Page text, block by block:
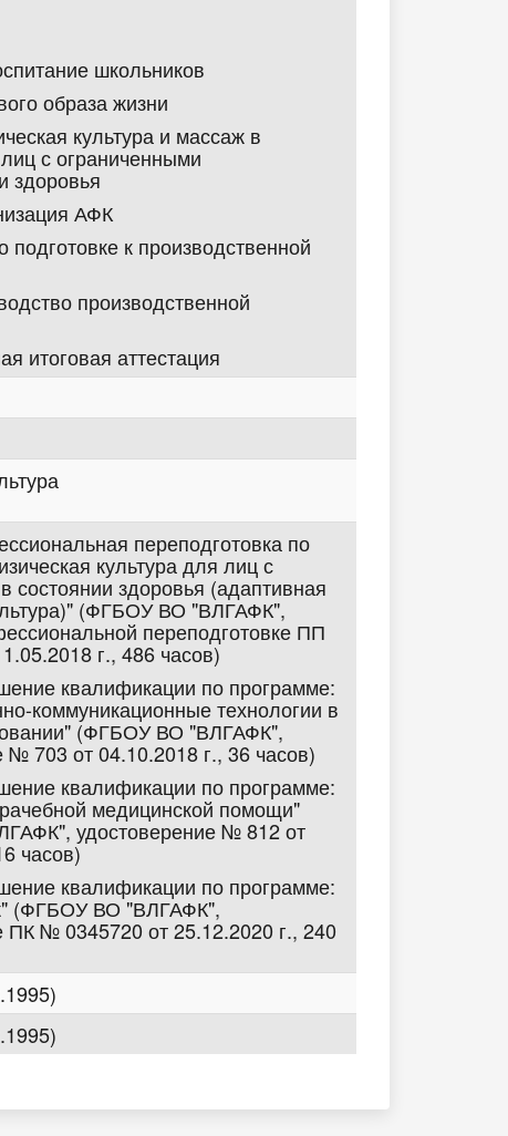
школьников
образа жизни
культура и массаж в
с ограниченными
здоровья
АФК
подготовке к производственной
производственной
итоговая аттестация
переподготовка по
культура для лиц с
состоянии здоровья (адаптивная
(ФГБОУ ВО "ВЛГАФК",
переподготовке ПП
г., 486 часов)
квалификации по программе:
коммуникационные технологии в
(ФГБОУ ВО "ВЛГАФК",
№ 703 от 04.10.2018 г., 36 часов)
квалификации по программе:
медицинской помощи"
удостоверение № 812 от
часов)
квалификации по программе:
(ФГБОУ ВО "ВЛГАФК",
ПК № 0345720 от 25.12.2020 г., 240